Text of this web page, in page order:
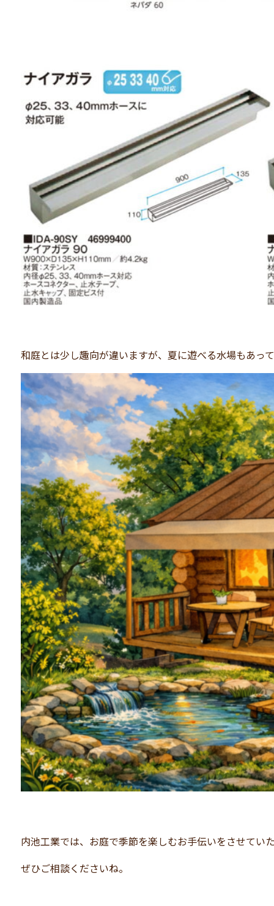
和庭とは少し趣向が違いますが、夏に遊べる水場もあっ
内池工業では、お庭で季節を楽しむお手伝いをさせてい
ぜひご相談くださいね。